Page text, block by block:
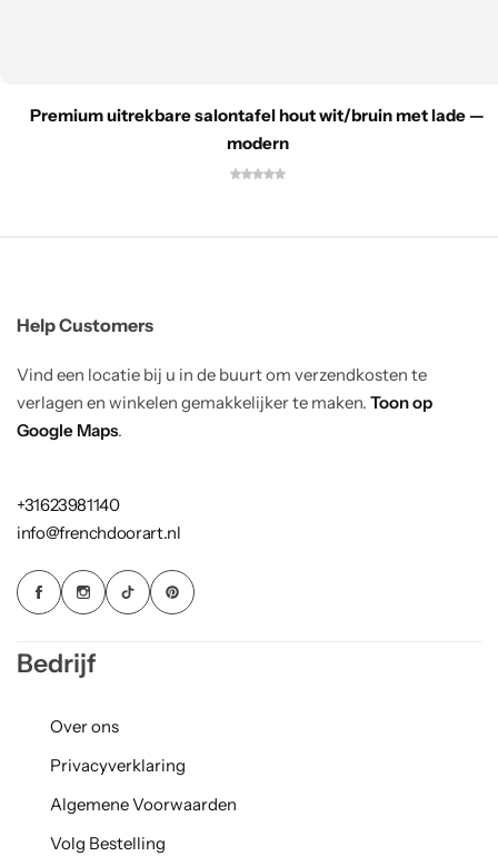
Premium uitrekbare salontafel hout wit/bruin met lade —
modern
Help Customers
Vind een locatie bij u in de buurt om verzendkosten te
verlagen en winkelen gemakkelijker te maken. Toon op
Google Maps.
+31623981140
info@frenchdoorart.nl
Bedrijf
Over ons
Privacyverklaring
Algemene Voorwaarden
Volg Bestelling